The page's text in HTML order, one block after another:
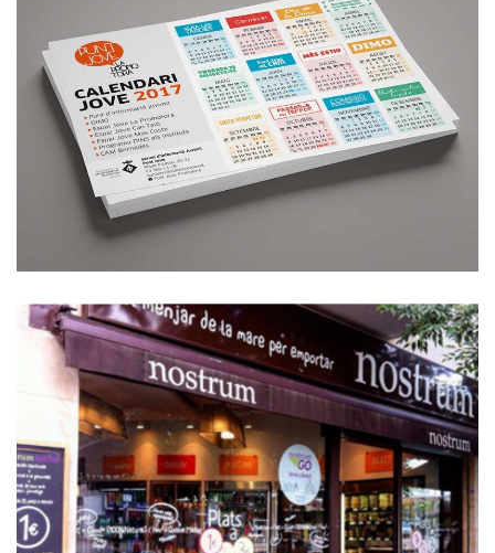
Ajuntament de Sta. Perpètua (varis)
Nostrum